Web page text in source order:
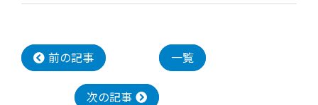
前の記事 一覧
次の記事